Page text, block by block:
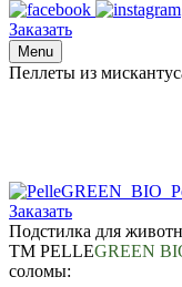
Заказать
Menu
Пеллеты из
Заказать
Подстилка для
ТМ PELLEGREEN
соломы: